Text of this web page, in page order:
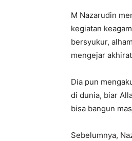
M Nazarudin
kegiatan
bersyukur,
mengejar
Dia pun
di dunia, biar
bisa bangun
Sebelumnya,